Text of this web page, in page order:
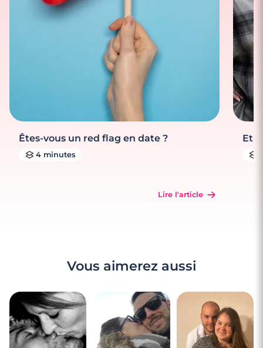
Êtes-vous un red flag en date ?
4 minutes
Lire l'article
Et
Vous aimerez aussi